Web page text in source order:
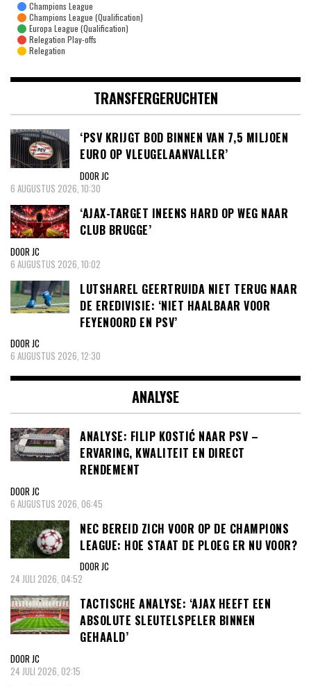
Champions League
Champions League (Qualification)
Europa League (Qualification)
Relegation Play-offs
Relegation
TRANSFERGERUCHTEN
‘PSV KRIJGT BOD BINNEN VAN 7,5 MILJOEN
EURO OP VLEUGELAANVALLER’
DOOR JC
6 AUGUSTUS 2026, 10:30
‘AJAX-TARGET INEENS HARD OP WEG NAAR
CLUB BRUGGE’
DOOR JC
6 AUGUSTUS 2026, 10:02
LUTSHAREL GEERTRUIDA NIET TERUG NAAR
DE EREDIVISIE: ‘NIET HAALBAAR VOOR
FEYENOORD EN PSV’
DOOR JC
6 AUGUSTUS 2026, 12:30
ANALYSE
ANALYSE: FILIP KOSTIĆ NAAR PSV –
ERVARING, KWALITEIT EN DIRECT
RENDEMENT
DOOR JC
6 AUGUSTUS 2026, 06:45
NEC BEREID ZICH VOOR OP DE CHAMPIONS
LEAGUE: HOE STAAT DE PLOEG ER NU VOOR?
DOOR JC
24 JULI 2026, 04:52
TACTISCHE ANALYSE: ‘AJAX HEEFT EEN
ABSOLUTE SLEUTELSPELER BINNEN
GEHAALD’
DOOR JC
24 JULI 2026, 02:15